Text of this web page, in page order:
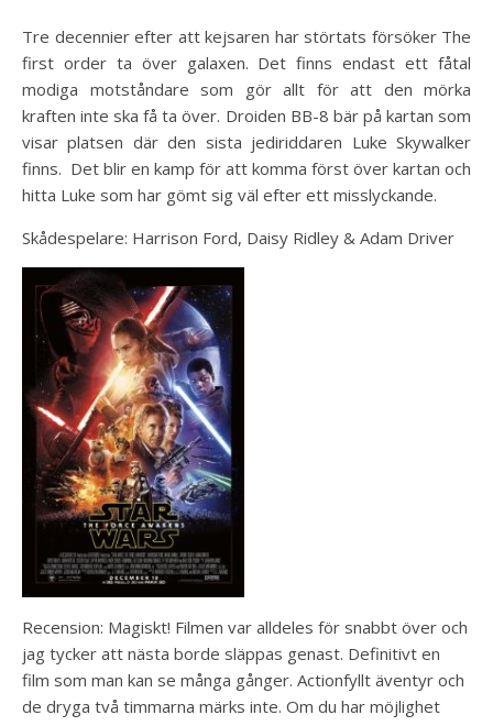
Tre decennier efter att kejsaren har störtats försöker The
first order ta över galaxen. Det finns endast ett fåtal
modiga motståndare som gör allt för att den mörka
kraften inte ska få ta över. Droiden BB-8 bär på kartan som
visar platsen där den sista jediriddaren Luke Skywalker
finns. Det blir en kamp för att komma först över kartan och
hitta Luke som har gömt sig väl efter ett misslyckande.
Skådespelare: Harrison Ford, Daisy Ridley & Adam Driver
Recension: Magiskt! Filmen var alldeles för snabbt över och
jag tycker att nästa borde släppas genast. Definitivt en
film som man kan se många gånger. Actionfyllt äventyr och
de dryga två timmarna märks inte. Om du har möjlighet